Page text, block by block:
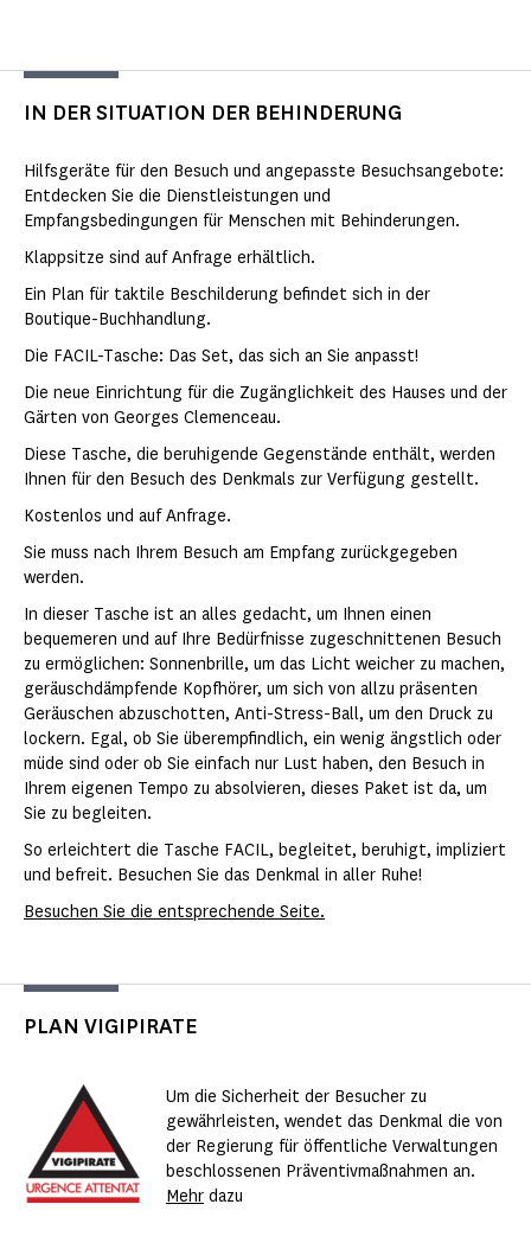
IN DER SITUATION DER BEHINDERUNG
Hilfsgeräte für den Besuch und angepasste Besuchsangebote:
Entdecken Sie die Dienstleistungen und
Empfangsbedingungen für Menschen mit Behinderungen.
Klappsitze sind auf Anfrage erhältlich.
Ein Plan für taktile Beschilderung befindet sich in der
Boutique-Buchhandlung.
Die FACIL-Tasche: Das Set, das sich an Sie anpasst!
Die neue Einrichtung für die Zugänglichkeit des Hauses und der
Gärten von Georges Clemenceau.
Diese Tasche, die beruhigende Gegenstände enthält, werden
Ihnen für den Besuch des Denkmals zur Verfügung gestellt.
Kostenlos und auf Anfrage.
Sie muss nach Ihrem Besuch am Empfang zurückgegeben
werden.
In dieser Tasche ist an alles gedacht, um Ihnen einen
bequemeren und auf Ihre Bedürfnisse zugeschnittenen Besuch
zu ermöglichen: Sonnenbrille, um das Licht weicher zu machen,
geräuschdämpfende Kopfhörer, um sich von allzu präsenten
Geräuschen abzuschotten, Anti-Stress-Ball, um den Druck zu
lockern. Egal, ob Sie überempfindlich, ein wenig ängstlich oder
müde sind oder ob Sie einfach nur Lust haben, den Besuch in
Ihrem eigenen Tempo zu absolvieren, dieses Paket ist da, um
Sie zu begleiten.
So erleichtert die Tasche FACIL, begleitet, beruhigt, impliziert
und befreit. Besuchen Sie das Denkmal in aller Ruhe!
Besuchen Sie die entsprechende Seite.
PLAN VIGIPIRATE
Um die Sicherheit der Besucher zu
gewährleisten, wendet das Denkmal die von
der Regierung für öffentliche Verwaltungen
beschlossenen Präventivmaßnahmen an.
Mehr dazu